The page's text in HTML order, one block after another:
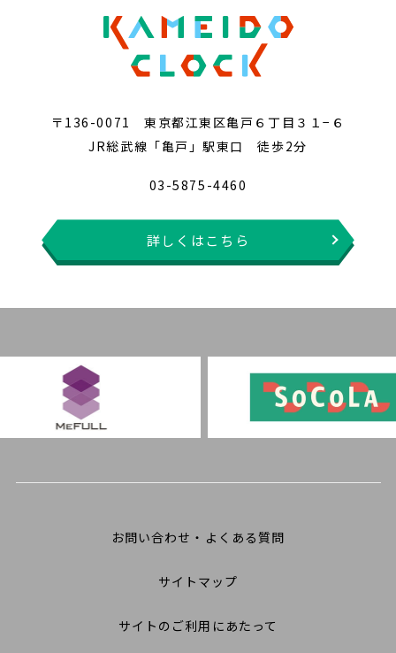
〒136-0071 東京都江東区亀戸６丁目３１−６
JR総武線「亀戸」駅東口 徒歩2分
03-5875-4460
詳しくはこちら
お問い合わせ・よくある質問
サイトマップ
サイトのご利用にあたって